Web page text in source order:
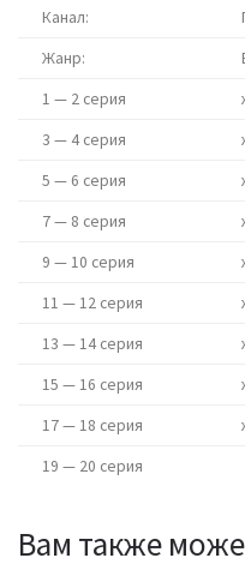
Канал:
Жанр:
1 — 2 серия
3 — 4 серия
5 — 6 серия
7 — 8 серия
9 — 10 серия
11 — 12 серия
13 — 14 серия
15 — 16 серия
17 — 18 серия
19 — 20 серия
Вам также